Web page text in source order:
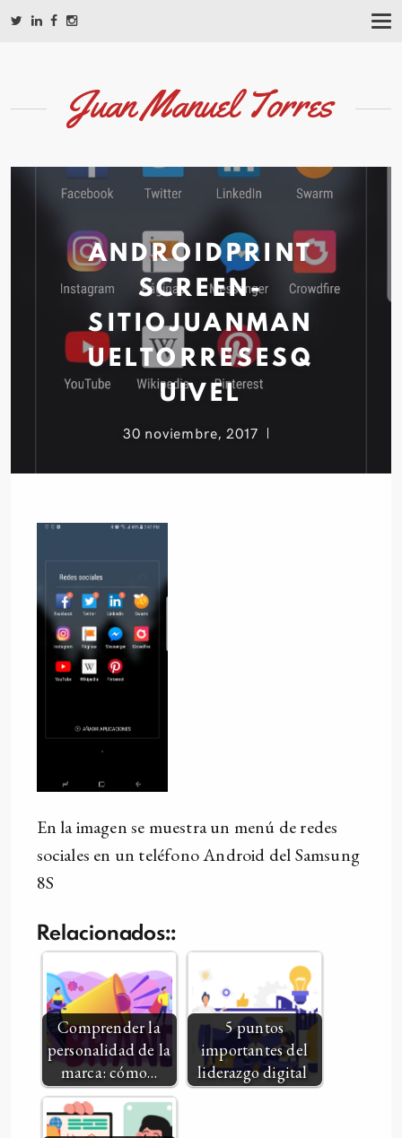
T
I
Juan Manuel Torres
ANDROIDPRINT
SCREEN-
SITIOJUANMAN
UELTORRESESQ
UIVEL
30 noviembre, 2017
En la imagen se muestra un menú de redes
sociales en un teléfono Android del Samsung
8S
Relacionados::
Comprender la
personalidad de la
marca: cómo…
5 puntos
importantes del
liderazgo digital